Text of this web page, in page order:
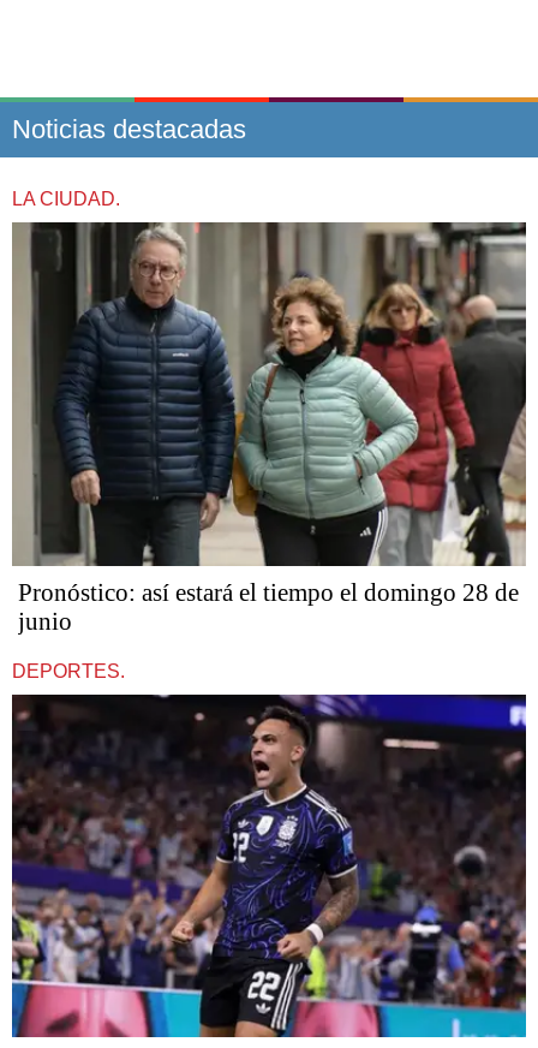
Noticias destacadas
LA CIUDAD.
Pronóstico: así estará el tiempo el domingo 28 de
junio
DEPORTES.